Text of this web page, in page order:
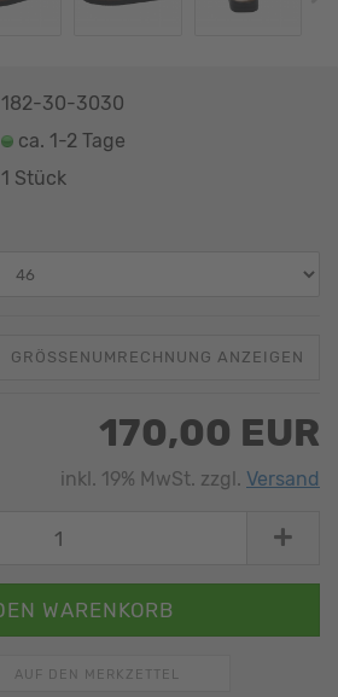
182-30-3030
ca. 1-2 Tage
1 Stück
GRÖSSENUMRECHNUNG ANZEIGEN
170,00 EUR
inkl. 19% MwSt. zzgl. Versand
AUF DEN MERKZETTEL